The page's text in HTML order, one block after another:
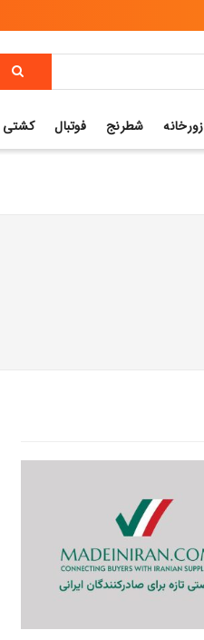
زورخانه شطرنج فوتبال کشتی